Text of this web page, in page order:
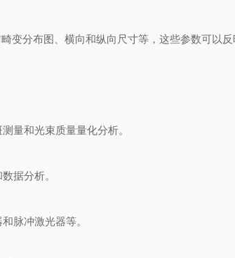
分布图、横向和纵向尺寸等，这些参数可以反
量和光束质量量化分析。
据分析。
脉冲激光器等。